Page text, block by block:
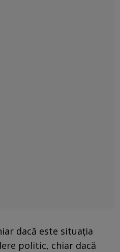
dacă este situația
politic, chiar dacă